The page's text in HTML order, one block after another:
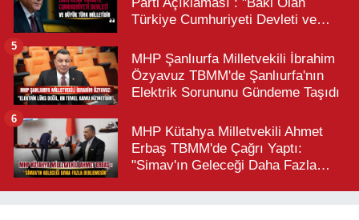
Parti Açıklaması : "Baki Olan
Türkiye Cumhuriyeti Devleti ve
MHP Şanlıurfa Milletvekili İbrahim
Özyavuz TBMM'de Şanlıurfa'nın
Elektrik Sorununu Gündeme Taşıdı
5
MHP Kütahya Milletvekili Ahmet
Erbaş TBMM'de Çağrı Yaptı:
"Simav'ın Geleceği Daha Fazla
6